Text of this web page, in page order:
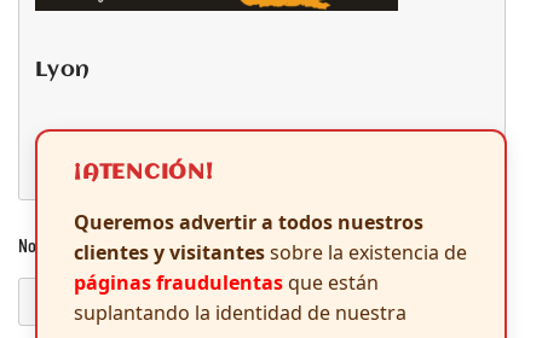
Nombre*
Lyon
¡ATENCIÓN!
Queremos advertir a todos nuestros
clientes y visitantessobre la existencia de
páginas fraudulentasque están
suplantando la identidad de nuestra